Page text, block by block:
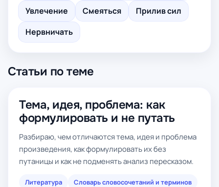
Увлечение
Смеяться
Прилив сил
Нервничать
Статьи по теме
Тема, идея, проблема: как
формулировать и не путать
Разбираю, чем отличаются тема, идея и проблема
произведения, как формулировать их без
путаницы и как не подменять анализ пересказом.
Литература Словарь словосочетаний и терминов